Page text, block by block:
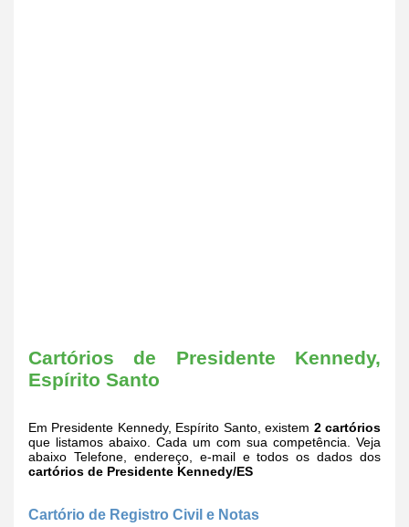
Cartórios de Presidente Kennedy,
Espírito Santo
Em Presidente Kennedy, Espírito Santo, existem 2 cartórios
que listamos abaixo. Cada um com sua competência. Veja
abaixo Telefone, endereço, e-mail e todos os dados dos
cartórios de Presidente Kennedy/ES
Cartório de Registro Civil e Notas